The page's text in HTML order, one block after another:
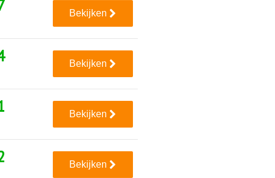
Bekijken
Bekijken
Bekijken
Bekijken